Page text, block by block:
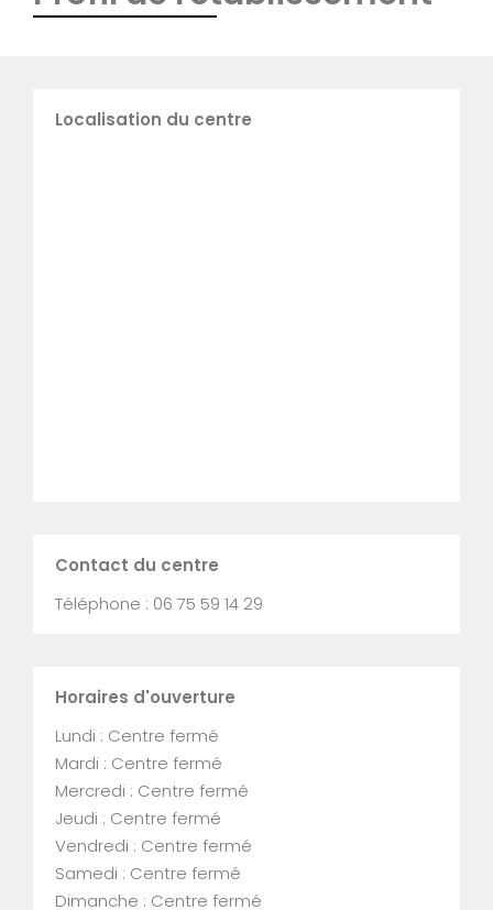
Localisation du centre
Contact du centre
Téléphone : 06 75 59 14 29
Horaires d'ouverture
Lundi : Centre fermé
Mardi : Centre fermé
Mercredi : Centre fermé
Jeudi : Centre fermé
Vendredi : Centre fermé
Samedi : Centre fermé
Dimanche : Centre fermé